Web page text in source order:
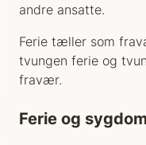
andre ansatte.
Ferie tæller som
tvungen ferie og
fravær.
Ferie og sygdom